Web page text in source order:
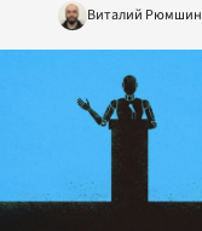
Виталий Рюмшин